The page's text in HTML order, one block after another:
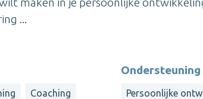
...
Coaching
Ondersteuning
Persoonlijke